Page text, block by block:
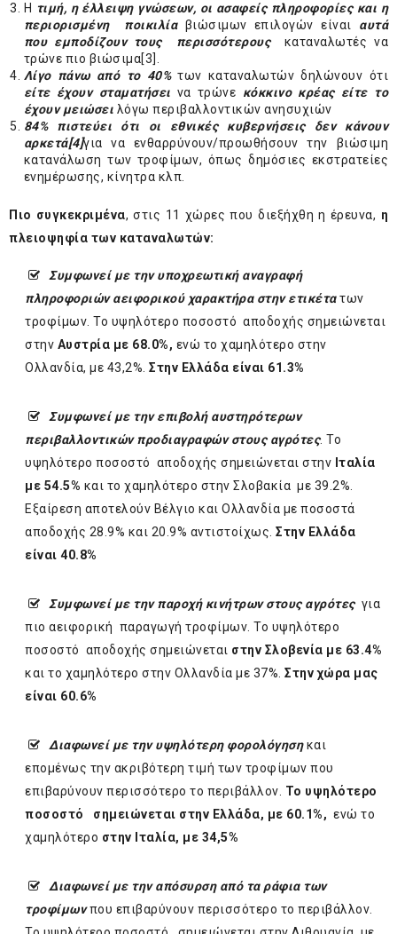
Η τιμή, η έλλειψη γνώσεων, οι ασαφείς πληροφορίες και η
περιορισμένη
ποικιλίαβιώσιμων επιλογών είναι αυτά
που εμποδίζουν τους περισσότερουςκαταναλωτές να
τρώνε πιο βιώσιμα[3].
Λίγοπάνω από το 40%των καταναλωτών δηλώνουν ότι
είτε έχουν σταματήσει να τρώνε κόκκινο κρέας είτε το
έχουν μειώσει λόγω περιβαλλοντικών ανησυχιών
84% πιστεύει ότι οι εθνικές κυβερνήσεις δεν κάνουν
αρκετά[4]για να ενθαρρύνουν/προωθήσουν την βιώσιμη
κατανάλωση των τροφίμων, όπως δημόσιες εκστρατείες
ενημέρωσης, κίνητρα κλπ.
Πιο συγκεκριμένα, στις 11 χώρες που διεξήχθη η έρευνα, η
πλειοψηφία των καταναλωτών:
Συμφωνεί με την υποχρεωτική αναγραφή
πληροφοριών αειφορικού χαρακτήρα στην ετικέτατων
τροφίμων. Το υψηλότερο ποσοστό αποδοχής σημειώνεται
στην Αυστρία με 68.0%, ενώ το χαμηλότερο στην
Ολλανδία, με 43,2%. Στην Ελλάδα είναι 61.3%
Συμφωνεί με την επιβολή αυστηρότερων
περιβαλλοντικών προδιαγραφών στους αγρότες. Το
υψηλότερο ποσοστό αποδοχής σημειώνεται στην Ιταλία
με 54.5% και το χαμηλότερο στην Σλοβακία με 39.2%.
Εξαίρεση αποτελούν Βέλγιο και Ολλανδία με ποσοστά
αποδοχής 28.9% και 20.9% αντιστοίχως. Στην Ελλάδα
είναι 40.8%
Συμφωνεί με την παροχή κινήτρωνστους αγρότεςγια
πιο αειφορική παραγωγή τροφίμων. Το υψηλότερο
ποσοστό αποδοχής σημειώνεται στην Σλοβενία με 63.4%
και το χαμηλότερο στην Ολλανδία με 37%. Στην χώρα μας
είναι 60.6%
Διαφωνεί με την υψηλότερη φορολόγησηκαι
επομένως την ακριβότερη τιμή των τροφίμων που
επιβαρύνουν περισσότερο το περιβάλλον. Το υψηλότερο
ποσοστό σημειώνεται στην Ελλάδα, με 60.1%, ενώ το
χαμηλότερο στην Ιταλία, με 34,5%
Διαφωνεί με την απόσυρση από τα ράφια των
τροφίμωνπου επιβαρύνουν περισσότερο το περιβάλλον.